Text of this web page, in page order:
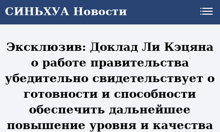
СИНЬХУА Новости
Эксклюзив: Доклад Ли Кэцяна
о работе правительства
убедительно свидетельствует о
готовности и способности
обеспечить дальнейшее
повышение уровня и качества